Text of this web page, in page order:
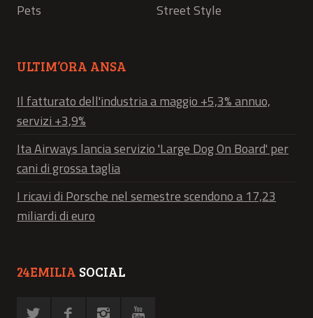
Pets
Street Style
ULTIM’ORA ANSA
Il fatturato dell'industria a maggio +5,3% annuo,
servizi +3,9%
Ita Airways lancia servizio 'Large Dog On Board' per
cani di grossa taglia
I ricavi di Porsche nel semestre scendono a 17,23
miliardi di euro
24EMILIA SOCIAL